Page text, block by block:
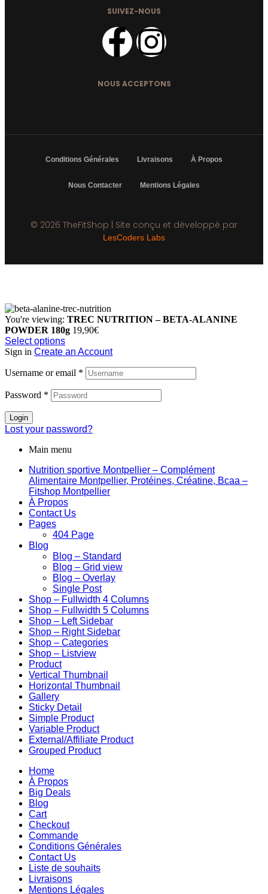
SUIVEZ-NOUS
NOUS ACCEPTONS
Conditions Générales Livraisons À Propos
Nous Contacter Mentions Légales
© 2026 TheFitShop | Site conçu et développé par
LesCoders Labs
You're viewing: TREC NUTRITION – BETA-ALANINE
POWDER 180g 19,90€
Select options
Sign in Create an Account
Username or email *
Password *
Login
Lost your password?
Main menu
Nutrition sportive Montpellier – Complément
Alimentaire Montpellier, Protéines, Créatine, Bcaa –
Fitshop Montpellier
À Propos
Contact Us
Pages
404 Page
Blog
Blog – Standard
Blog – Grid view
Blog – Overlay
Single Post
Shop – Fullwidth 4 Columns
Shop – Fullwidth 5 Columns
Shop – Left Sidebar
Shop – Right Sidebar
Shop – Categories
Shop – Listview
Product
Vertical Thumbnail
Horizontal Thumbnail
Gallery
Sticky Detail
Simple Product
Variable Product
External/Affiliate Product
Grouped Product
Home
À Propos
Big Deals
Blog
Cart
Checkout
Commande
Conditions Générales
Contact Us
Liste de souhaits
Livraisons
Mentions Légales